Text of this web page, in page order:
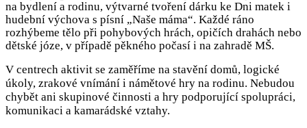
na bydlení a rodinu, výtvarné tvoření dárku ke Dni matek i
hudební výchova s písní „Naše máma“. Každé ráno
rozhýbeme tělo při pohybových hrách, opičích drahách nebo
dětské józe, v případě pěkného počasí i na zahradě MŠ.
V centrech aktivit se zaměříme na stavění domů, logické
úkoly, zrakové vnímání i námětové hry na rodinu. Nebudou
chybět ani skupinové činnosti a hry podporující spolupráci,
komunikaci a kamarádské vztahy.